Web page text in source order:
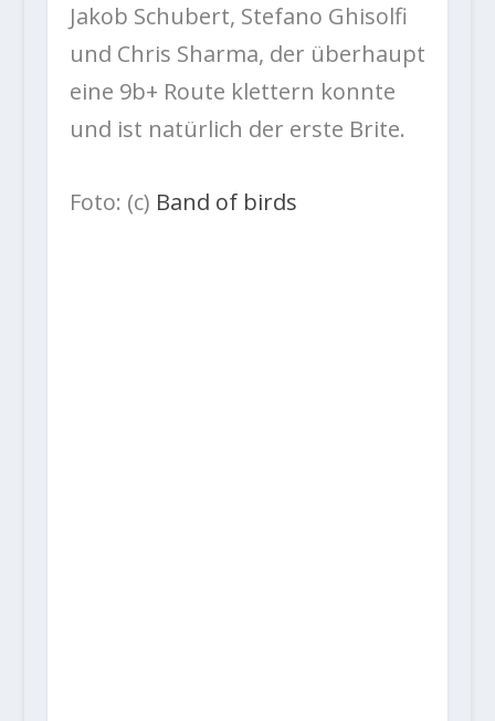
Jakob Schubert, Stefano Ghisolfi
und Chris Sharma, der überhaupt
eine 9b+ Route klettern konnte
und ist natürlich der erste Brite.
Foto: (c) Band of birds